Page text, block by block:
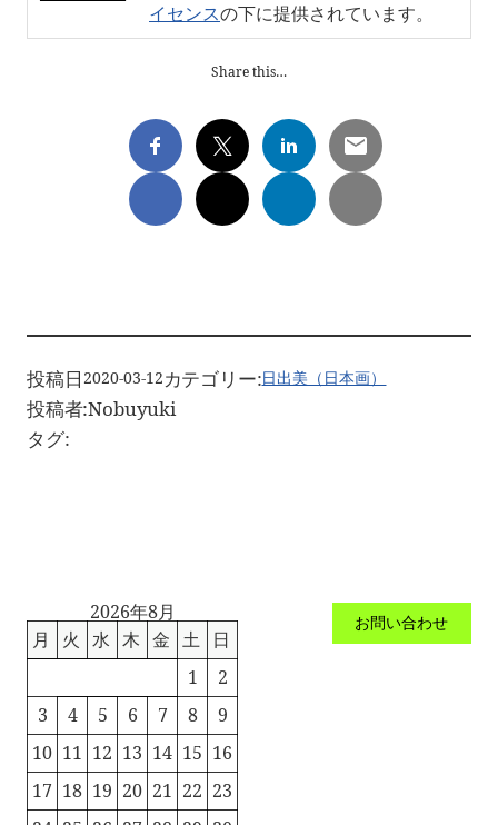
イセンスの下に提供されています。
Share this…
投稿日2020-03-12カテゴリー:日出美（日本画）
投稿者:Nobuyuki
タグ:
2026年8月
月
火 水 木 金 土
日
1
2
3
4 5 6 7 8
9
10 11 12 13 14 15 16
17 18 19 20 21 22 23
お問い合わせ